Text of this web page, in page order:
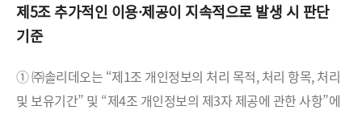
제5조 추가적인 이용·제공이 지속적으로 발생 시 판단
기준
① ㈜솔리데오는 “제1조 개인정보의 처리 목적, 처리 항목, 처리
및 보유기간” 및 “제4조 개인정보의 제3자 제공에 관한 사항”에